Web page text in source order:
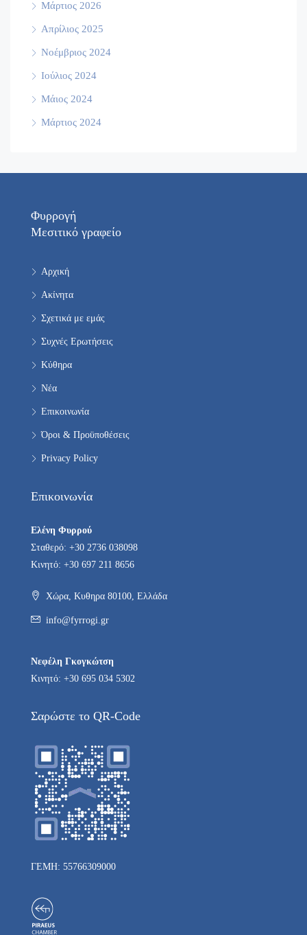
Μάρτιος 2026
Απρίλιος 2025
Νοέμβριος 2024
Ιούλιος 2024
Μάιος 2024
Μάρτιος 2024
Φυρρογή
Μεσιτικό γραφείο
Αρχική
Ακίνητα
Σχετικά με εμάς
Συχνές Ερωτήσεις
Κύθηρα
Νέα
Επικοινωνία
Όροι & Προϋποθέσεις
Privacy Policy
Επικοινωνία
Ελένη Φυρρού
Σταθερό: +30 2736 038098
Κινητό: +30 697 211 8656
Χώρα, Κυθηρα 80100, Ελλάδα
info@fyrrogi.gr
Νεφέλη Γκογκώτση
Κινητό: +30 695 034 5302
Σαρώστε το QR-Code
ΓΕΜΗ: 55766309000